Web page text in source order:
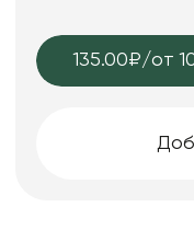
135.00₽/от